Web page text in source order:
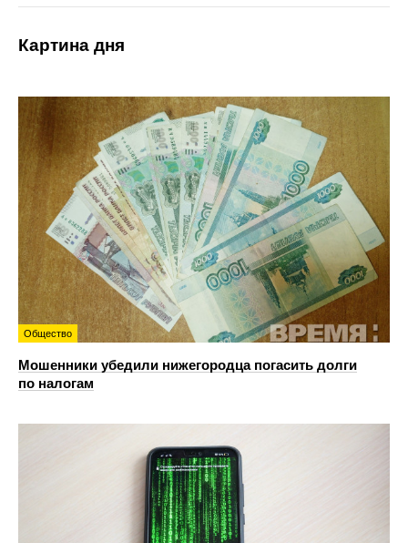
Картина дня
Общество
Мошенники убедили нижегородца погасить долги
по налогам